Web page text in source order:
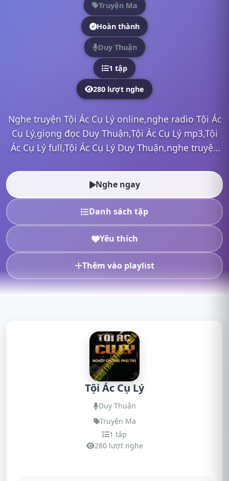
Truyện Ma
Hoàn thành
Duy Thuận
1 tập
280 lượt nghe
Nghe truyện Tội Ác Cụ Lý online,nghe radio Tội Ác
Cụ Lý,giọng đọc Duy Thuận,Tội Ác Cụ Lý mp3,Tội
Ác Cụ Lý full,Tội Ác Cụ Lý Duy Thuận,nghe truyện
Nghe ngay
Danh sách tập
Yêu thích
Thêm vào playlist
Tội Ác Cụ Lý
Duy Thuận
Truyện Ma
1 tập
280 lượt nghe